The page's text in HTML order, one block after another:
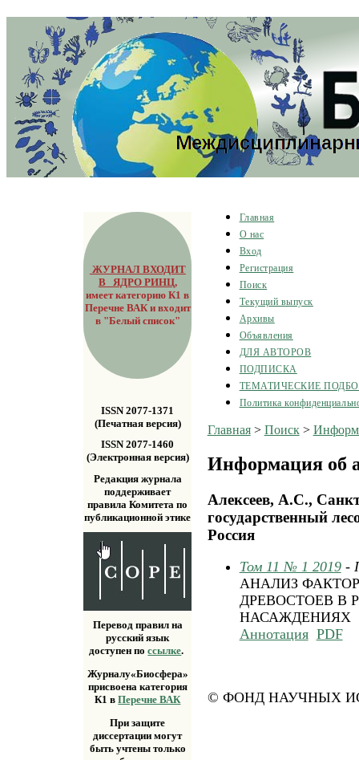
ЖУРНАЛ ВХОДИТ
В ЯДРО РИНЦ,
имеет категорию К1 в
Перечне ВАК и входит
в "Белый список"
ISSN 2077-1371
(Печатная версия)
ISSN 2077-1460
(Электронная версия)
Редакция журнала
поддерживает
правила Комитета по
публикационной этике
Перевод правил на
русский язык
доступен поссылке.
Журналу«Биосфера»
присвоена категория
К1 вПеречне ВАК
При защите
диссертации могут
быть учтены только
Главная
О нас
Вход
Регистрация
Поиск
Текущий выпуск
Архивы
Объявления
ДЛЯ АВТОРОВ
ПОДПИСКА
ТЕМАТИЧЕСКИЕ
Политика
Главная> Поиск>
Информация об
Алексеев, А.С.,
государственный
Россия
Том 11 № 1 2019-
АНАЛИЗ
ДРЕВОСТОЕВ В
НАСАЖДЕНИЯХ
Аннотация PDF
© ФОНД НАУЧНЫХ